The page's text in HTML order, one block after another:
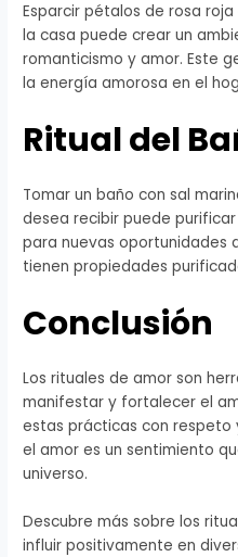
Esparcir pétalos de rosa
la casa puede crear un
romanticismo y amor. Este
la energía amorosa en el
Ritual del
Tomar un baño con sal
desea recibir puede
para nuevas oportunidades
tienen propiedades
Conclusión
Los rituales de amor son
manifestar y fortalecer el
estas prácticas con respeto
el amor es un sentimiento
universo.
Descubre más sobre los
influir positivamente en